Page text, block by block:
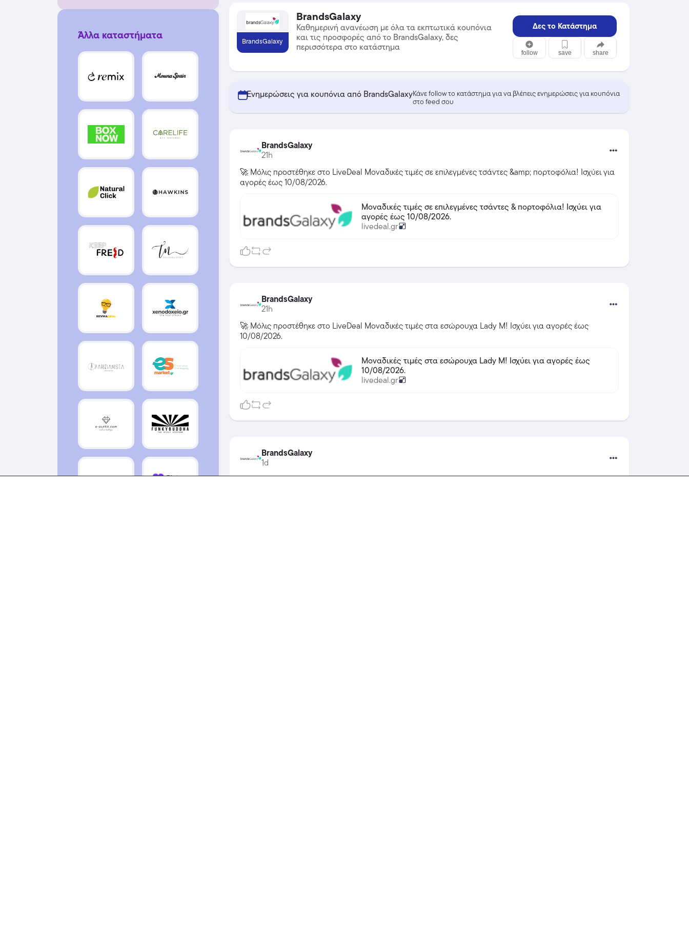
Άλλα καταστήματα BrandsGalaxy
BrandsGalaxy
Καθημερινή ανανέωση με όλα τα εκπτωτικά κουπόνια
και τις προσφορές από το BrandsGalaxy, δες
περισσότερα στο κατάστημα
Δες το Κατάστημα
follow save share
Ενημερώσεις για κουπόνια από BrandsGalaxyΚάνε follow το κατάστημα για να βλέπεις ενημερώσεις για κουπόνια
στο feed σου
BrandsGalaxy
21h
🚀 Μόλις προστέθηκε στο LiveDeal Μοναδικές τιμές σε επιλεγμένες τσάντες &amp; πορτοφόλια! Ισχύει για
αγορές έως 10/08/2026.
Μοναδικές τιμές σε επιλεγμένες τσάντες & πορτοφόλια! Ισχύει για
αγορές έως 10/08/2026.
livedeal.gr
BrandsGalaxy
21h
🚀 Μόλις προστέθηκε στο LiveDeal Μοναδικές τιμές στα εσώρουχα Lady M! Ισχύει για αγορές έως
10/08/2026.
Μοναδικές τιμές στα εσώρουχα Lady M! Ισχύει για αγορές έως
10/08/2026.
livedeal.gr
BrandsGalaxy
1d
❤️ Οι followers του BrandsGalaxy βλέπουν τώρα Μοναδικές τιμές στα παπούτσια Musk Shoes! Ισχύει για